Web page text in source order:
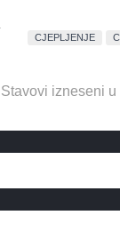
CJEPLJENJE
Stavovi izneseni